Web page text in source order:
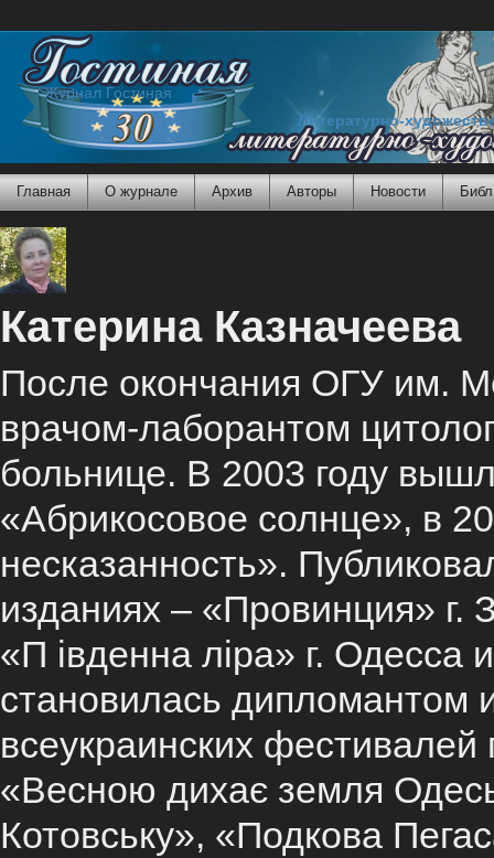
Журнал Гостиная
Литературно-
Главная О журнале Архив Авторы Новости
Катерина Казначеева
После окончания ОГУ им.
врачом-лаборантом
больнице. В 2003 году
«Абрикосовое солнце», в
несказанность».
изданиях – «Провинция» г.
«П івденна ліра» г.
становилась дипломантом
всеукраинских
«Весною дихає земля
Котовську», «Подкова